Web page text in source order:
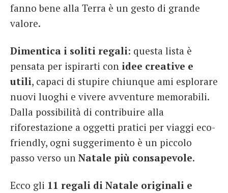
fanno bene alla Terra è un gesto di grande
valore.
Dimentica i soliti regali: questa lista è
pensata per ispirarti con idee creative e
utili, capaci di stupire chiunque ami esplorare
nuovi luoghi e vivere avventure memorabili.
Dalla possibilità di contribuire alla
riforestazione a oggetti pratici per viaggi eco-
friendly, ogni suggerimento è un piccolo
passo verso un Natale più consapevole.
Ecco gli 11 regali di Natale originali e